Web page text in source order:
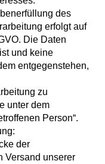
des
erfolgt auf
Die Daten
und keine
entgegenstehen,
zu
unter dem
Person“.
der
Versand unserer